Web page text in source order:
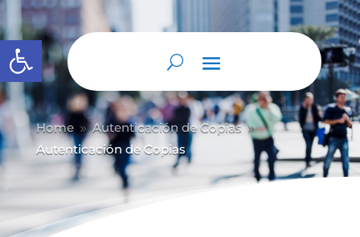
Abrir barra de herramientas
Home 9 Autenticación de Copias 9
Autenticación de Copias